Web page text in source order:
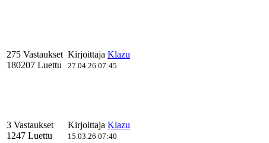
275 Vastaukset
180207 Luettu
Kirjoittaja Klazu
27.04.26 07:45
3 Vastaukset
1247 Luettu
Kirjoittaja Klazu
15.03.26 07:40